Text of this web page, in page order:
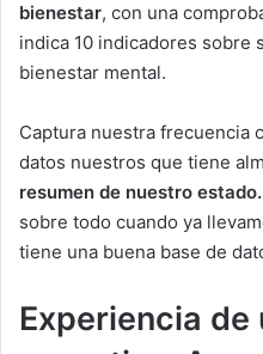
bienestar, con una
indica 10 indicadores sobre
bienestar mental.
Captura nuestra frecuencia
datos nuestros que tiene
resumen de nuestro estado.
sobre todo cuando ya
tiene una buena base de
Experiencia de